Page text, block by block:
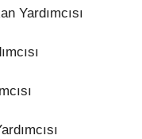
Yardımcısı